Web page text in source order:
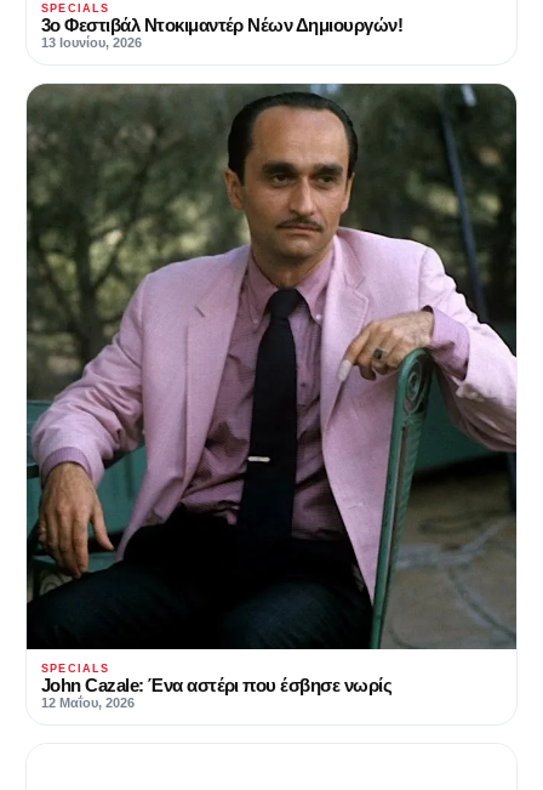
SPECIALS
3ο Φεστιβάλ Ντοκιμαντέρ Νέων Δημιουργών!
13 Ιουνίου, 2026
SPECIALS
John Cazale: Ένα αστέρι που έσβησε νωρίς
12 Μαΐου, 2026